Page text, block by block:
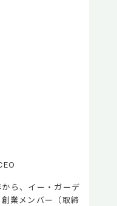
ら、イー・ガーデ
業メンバー（取締